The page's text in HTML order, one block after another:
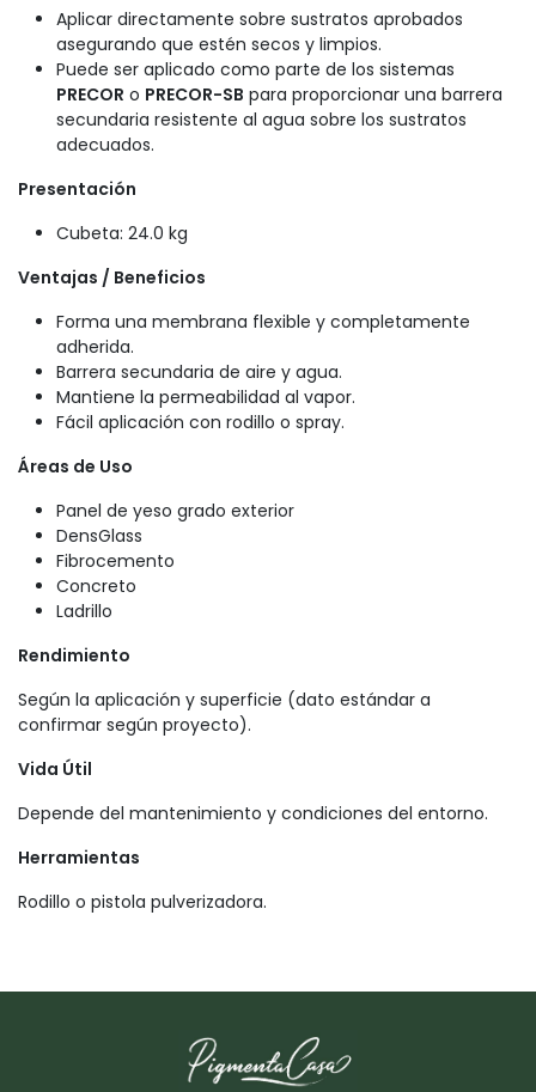
Aplicar directamente sobre sustratos aprobados
asegurando que estén secos y limpios.
Puede ser aplicado como parte de los sistemas
PRECOR o PRECOR-SB para proporcionar una barrera
secundaria resistente al agua sobre los sustratos
adecuados.
Presentación
Cubeta: 24.0 kg
Ventajas / Beneficios
Forma una membrana flexible y completamente
adherida.
Barrera secundaria de aire y agua.
Mantiene la permeabilidad al vapor.
Fácil aplicación con rodillo o spray.
Áreas de Uso
Panel de yeso grado exterior
DensGlass
Fibrocemento
Concreto
Ladrillo
Rendimiento
Según la aplicación y superficie (dato estándar a
confirmar según proyecto).
Vida Útil
Depende del mantenimiento y condiciones del entorno.
Herramientas
Rodillo o pistola pulverizadora.